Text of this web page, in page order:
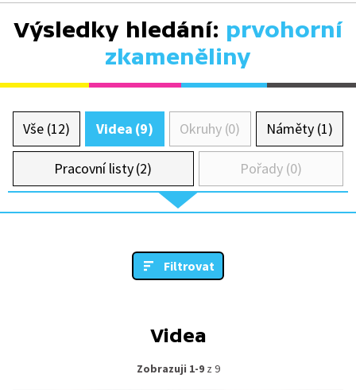
Výsledky hledání: prvohorní
zkameněliny
Vše (12) Videa (9) Okruhy (0) Náměty (1)
Pracovní listy (2) Pořady (0)
Filtrovat
Videa
Zobrazuji 1-9z 9